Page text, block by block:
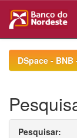
navigationDSpace -
Pesquisar: